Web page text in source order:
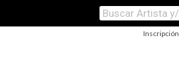
Inscripción